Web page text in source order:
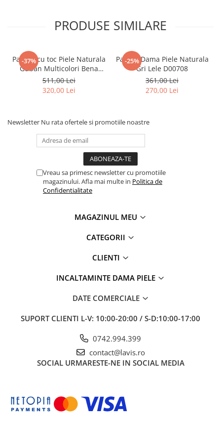
PRODUSE SIMILARE
-37%
Pantofi cu toc Piele Naturala
Guban Multicolori Bena
D00646
511,00 Lei
320,00 Lei
-25%
Pantofi Dama Piele Naturala
Gri Lele D00708
361,00 Lei
270,00 Lei
Newsletter Nu rata ofertele si promotiile noastre
Vreau sa primesc newsletter cu promotiile
magazinului. Afla mai multe in Politica de
Confidentialitate
MAGAZINUL MEU
CATEGORII
CLIENTI
INCALTAMINTE DAMA PIELE
DATE COMERCIALE
SUPORT CLIENTI L-V: 10:00-20:00 / S-D:10:00-17:00
0742.994.399
contact@lavis.ro
SOCIAL URMARESTE-NE IN SOCIAL MEDIA